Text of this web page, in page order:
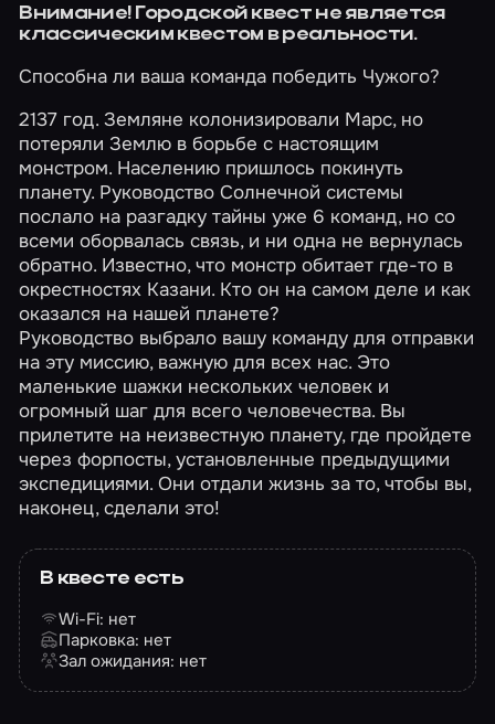
Внимание! Городской квест не является
классическим квестом в реальности.
Способна ли ваша команда победить Чужого?
2137 год. Земляне колонизировали Марс, но
потеряли Землю в борьбе с настоящим
монстром. Населению пришлось покинуть
планету. Руководство Солнечной системы
послало на разгадку тайны уже 6 команд, но со
всеми оборвалась связь, и ни одна не вернулась
обратно. Известно, что монстр обитает где-то в
окрестностях Казани. Кто он на самом деле и как
оказался на нашей планете?
Руководство выбрало вашу команду для отправки
на эту миссию, важную для всех нас. Это
маленькие шажки нескольких человек и
огромный шаг для всего человечества. Вы
прилетите на неизвестную планету, где пройдете
через форпосты, установленные предыдущими
экспедициями. Они отдали жизнь за то, чтобы вы,
наконец, сделали это!
В квесте есть
Wi-Fi: нет
Парковка: нет
Зал ожидания: нет